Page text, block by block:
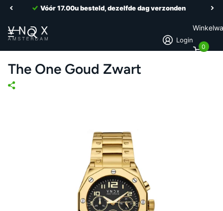
Vóór 17.00u besteld, dezelfde dag verzonden
Login
0
The One Goud Zwart